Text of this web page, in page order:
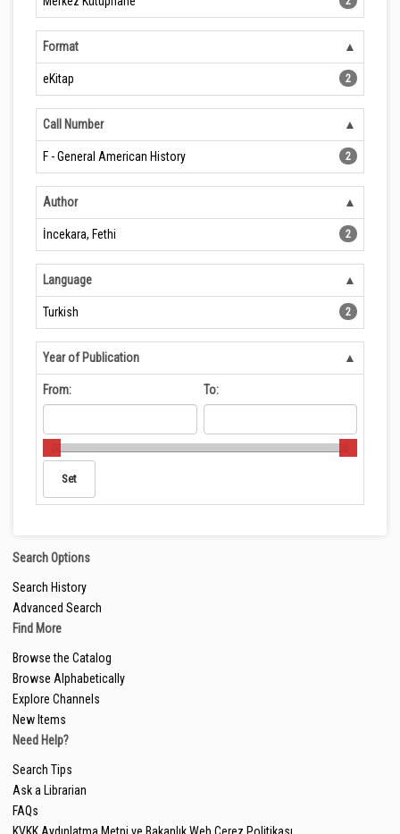
Format
eKitap 2
Call Number
F - General American History 2
Author
İncekara, Fethi 2
Language
Turkish 2
Year of Publication
From: To:
Search Options
Search History
Advanced Search
Find More
Browse the Catalog
Browse Alphabetically
Explore Channels
New Items
Need Help?
Search Tips
Ask a Librarian
FAQs